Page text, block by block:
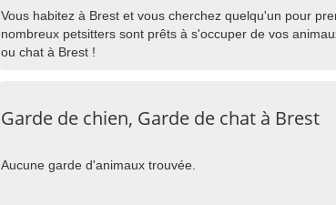
Vous habitez à Brest et vous cherchez quelqu'un pour
nombreux petsitters sont prêts à s'occuper de vos
ou chat à Brest !
Garde de chien, Garde de chat à Brest
Aucune garde d'animaux trouvée.